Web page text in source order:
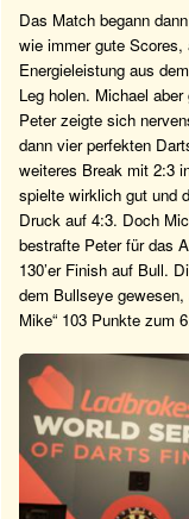
Das Match begann
wie immer gute
Energieleistung aus
Leg holen. Michael
Peter zeigte sich
dann vier perfekten
weiteres Break mit 2:3
spielte wirklich gut und
Druck auf 4:3. Doch
bestrafte Peter für das
130’er Finish auf Bull.
dem Bullseye
Mike“ 103 Punkte zum